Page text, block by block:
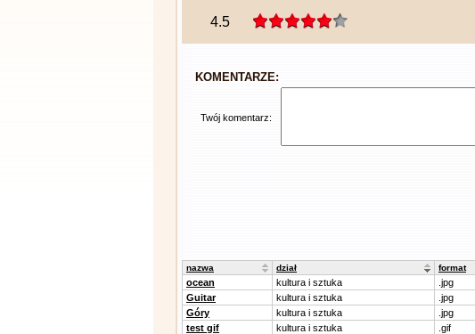
4.5
KOMENTARZE:
Twój komentarz:
nazwa dział format
ocean kultura i sztuka .jpg
Guitar
kultura i sztuka .jpg
Góry
kultura i sztuka .jpg
test gif
kultura i sztuka .gif